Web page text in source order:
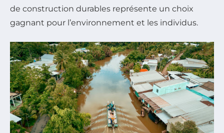
de construction durables représente un choix
gagnant pour l’environnement et les individus.